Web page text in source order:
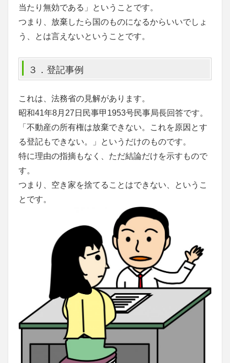
当たり無効である」ということです。
つまり、放棄したら国のものになるからいいでしょ
う、とは言えないということです。
３．登記事例
これは、法務省の見解があります。
昭和41年8月27日民事甲1953号民事局長回答です。
「不動産の所有権は放棄できない。これを原因とす
る登記もできない。」というだけのものです。
特に理由の指摘もなく、ただ結論だけを示すもので
す。
つまり、空き家を捨てることはできない、というこ
とです。